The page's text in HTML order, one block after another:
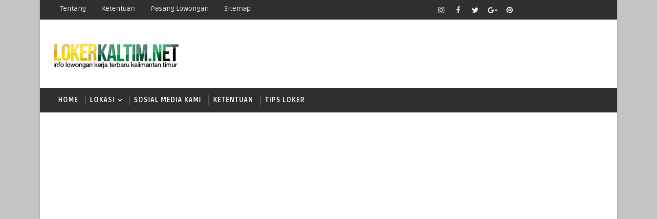
Tentang Ketentuan Pasang Lowongan Sitemap
HOME LOKASI SOSIAL MEDIA KAMI KETENTUAN TIPS LOKER